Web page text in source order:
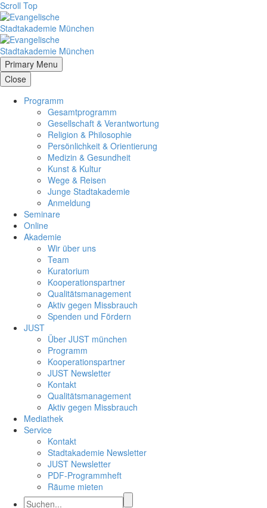
Scroll Top
Primary Menu
Close
Programm
Gesamtprogramm
Gesellschaft & Verantwortung
Religion & Philosophie
Persönlichkeit & Orientierung
Medizin & Gesundheit
Kunst & Kultur
Wege & Reisen
Junge Stadtakademie
Anmeldung
Seminare
Online
Akademie
Wir über uns
Team
Kuratorium
Kooperationspartner
Qualitätsmanagement
Aktiv gegen Missbrauch
Spenden und Fördern
JUST
Über JUST münchen
Programm
Kooperationspartner
JUST Newsletter
Kontakt
Qualitätsmanagement
Aktiv gegen Missbrauch
Mediathek
Service
Kontakt
Stadtakademie Newsletter
JUST Newsletter
PDF-Programmheft
Räume mieten